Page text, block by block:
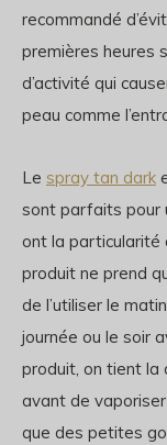
recommandé
premières heures
d’activité qui
peau comme
Le spray tan dark
sont parfaits pour
ont la particularité
produit ne prend
de l’utiliser le
journée ou le soir
produit, on tient la
avant de
que des petites